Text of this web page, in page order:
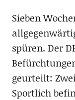
Sieben
spüren. Der
geurteilt:
Sportlich